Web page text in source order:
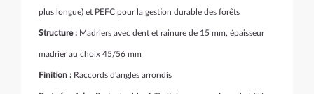
plus longue) et PEFC pour la gestion durable des forêts
Structure : Madriers avec dent et rainure de 15 mm, épaisseur
madrier au choix 45/56 mm
Finition : Raccords d'angles arrondis